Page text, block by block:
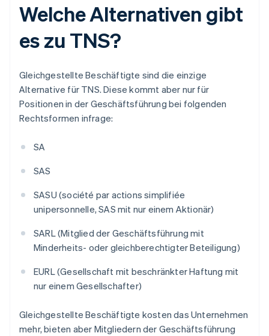
Welche Alternativen gibt
es zu TNS?
Gleichgestellte Beschäftigte sind die einzige
Alternative für TNS. Diese kommt aber nur für
Positionen in der Geschäftsführung bei folgenden
Rechtsformen infrage:
SA
SAS
SASU (société par actions simplifiée
unipersonnelle, SAS mit nur einem Aktionär)
SARL (Mitglied der Geschäftsführung mit
Minderheits- oder gleichberechtigter Beteiligung)
EURL (Gesellschaft mit beschränkter Haftung mit
nur einem Gesellschafter)
Gleichgestellte Beschäftigte kosten das Unternehmen
mehr, bieten aber Mitgliedern der Geschäftsführung